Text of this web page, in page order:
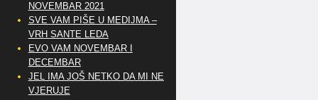
NOVEMBAR 2021
SVE VAM PIŠE U MEDIJMA –
VRH SANTE LEDA
EVO VAM NOVEMBAR I
DECEMBAR
JEL IMA JOŠ NETKO DA MI NE
VJERUJE